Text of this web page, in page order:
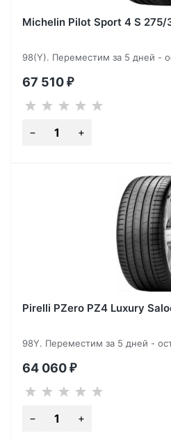
Michelin Pilot Sport 4 S 275/
98(Y). Переместим за 5 дней -
67 510 ₽
Pirelli PZero PZ4 Luxury
98Y. Переместим за 5 дней -
64 060 ₽